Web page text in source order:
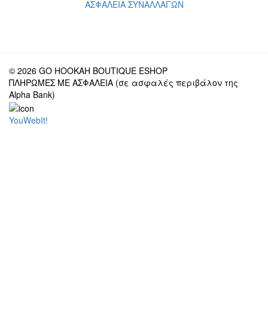
ΑΣΦΑΛΕΙΑ ΣΥΝΑΛΛΑΓΩΝ
© 2026 GO HOOKAH BOUTIQUE ESHOP
ΠΛΗΡΩΜΕΣ ΜΕ ΑΣΦΑΛΕΙΑ (σε ασφαλές περιβάλον της
Alpha Bank)
YouWebIt!